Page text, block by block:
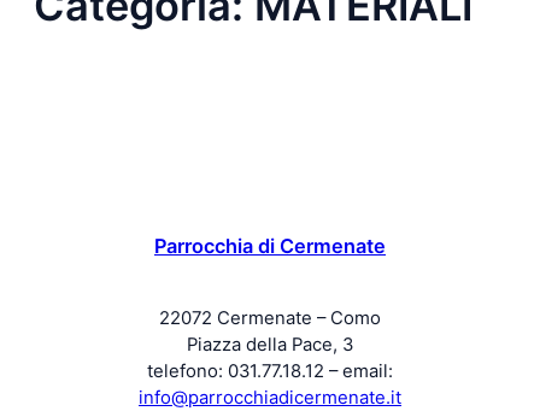
Parrocchia di Cermenate
22072 Cermenate – Como
Piazza della Pace, 3
telefono: 031.77.18.12 – email:
info@parrocchiadicermenate.it